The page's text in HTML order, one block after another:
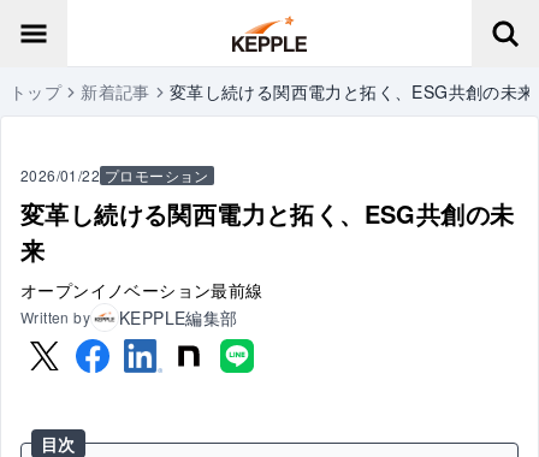
トップ 新着記事 変革し続ける関西電力と拓く、ESG共創の未来
2026/01/22 プロモーション
変革し続ける関西電力と拓く、ESG共創の未
来
オープンイノベーション最前線
Written by KEPPLE編集部
目次